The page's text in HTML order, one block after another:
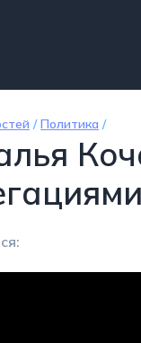
/Политика /